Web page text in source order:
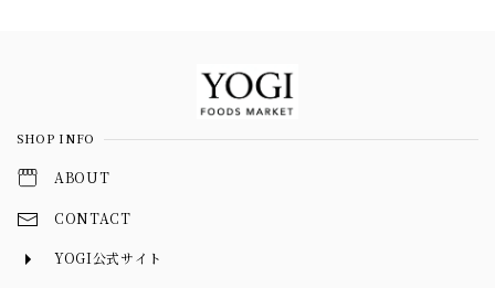
SHOP INFO
ABOUT
CONTACT
YOGI公式サイト